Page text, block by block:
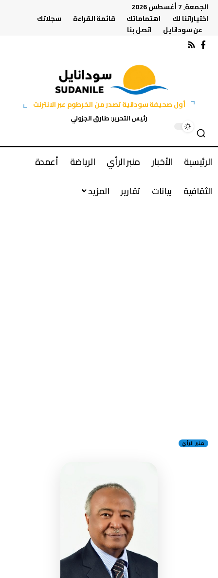
الجمعة, 7 أغسطس 2026
اختياراتنا لك
اهتماماتك قائمة القراءة
سجلاتك
عن سودانايل
اتصل بنا
أول صحيفة سودانية تصدر من الخرطوم عبر الانترنت
رئيس التحرير: طارق الجزولي
الرئيسية الأخبار منبر الرأي الرياضة
أعمدة
الثقافية
بيانات تقارير المزيد
منبر الرأي